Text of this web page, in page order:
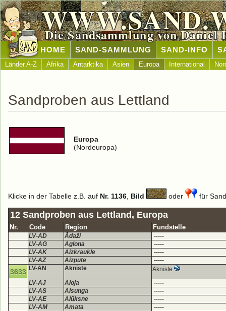
Die Sandsammlung von Daniel
HOME SAND-SAMMLUNG SAND-INFO
Länder A-Z Afrika Antarktika Asien Europa International
Sandproben aus Lettland
Europa
(Nordeuropa)
Klicke in der Tabelle z.B. auf Nr. 1136 Bild oder für
12 Sandproben aus Lettland, Europa
Nr. Code Region Fundstelle
LV-AD Ādaži
-----
LV-AG
Aglona
-----
LV-AK
Aizkraukle
-----
LV-AZ
Aizpute -----
3633 LV-AN Aknīste
Aknīste
LV-AJ
Aloja
-----
LV-AS
Alsunga
-----
LV-AE
Alūksne
-----
LV-AM
Amata
-----